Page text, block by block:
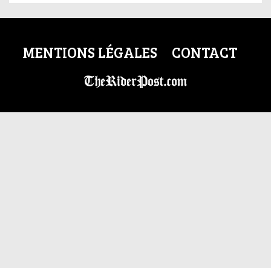
MENTIONS LÉGALES CONTACT